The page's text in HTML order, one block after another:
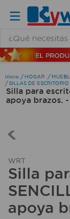
HOGAR
SILLAS DE
Silla para
apoya brazos.
WRT
Silla
apoya
TÉRMINOS MÁS
1 .
lamparas
2.
ducha
6.
escritorio
7.
cerradura
8.
aspiradora
9.
lavamanos